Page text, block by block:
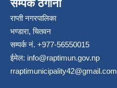
सम्पर्क ठेगाना
राप्ती नगरपालिका
भण्डारा, चितवन
सम्पर्क नं. +977-56550015
ईमेल: info@raptimun.gov.np
rraptimunicipality42@gmail.com